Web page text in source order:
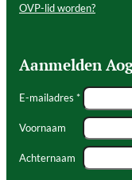
OVP-lid worden?
Aanmelden
E-mailadres *
Voornaam
Achternaam